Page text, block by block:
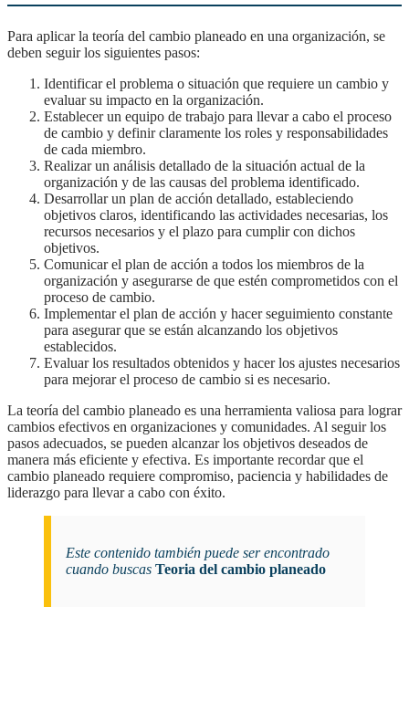
Para aplicar la teoría del cambio planeado en una organización, se
deben seguir los siguientes pasos:
Identificar el problema o situación que requiere un cambio y
evaluar su impacto en la organización.
Establecer un equipo de trabajo para llevar a cabo el proceso
de cambio y definir claramente los roles y responsabilidades
de cada miembro.
Realizar un análisis detallado de la situación actual de la
organización y de las causas del problema identificado.
Desarrollar un plan de acción detallado, estableciendo
objetivos claros, identificando las actividades necesarias, los
recursos necesarios y el plazo para cumplir con dichos
objetivos.
Comunicar el plan de acción a todos los miembros de la
organización y asegurarse de que estén comprometidos con el
proceso de cambio.
Implementar el plan de acción y hacer seguimiento constante
para asegurar que se están alcanzando los objetivos
establecidos.
Evaluar los resultados obtenidos y hacer los ajustes necesarios
para mejorar el proceso de cambio si es necesario.
la teoría del cambio planeado es una herramienta valiosa para lograr
cambios efectivos en organizaciones y comunidades. Al seguir los
pasos adecuados, se pueden alcanzar los objetivos deseados de
manera más eficiente y efectiva. Es importante recordar que el
cambio planeado requiere compromiso, paciencia y habilidades de
liderazgo para llevar a cabo con éxito.
Este contenido también puede ser encontrado
cuando buscas Teoria del cambio planeado